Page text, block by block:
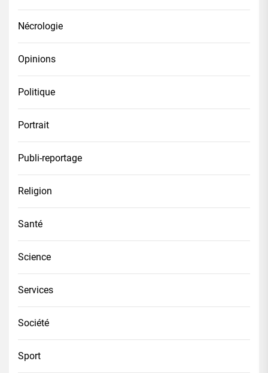
Nécrologie
Opinions
Politique
Portrait
Publi-reportage
Religion
Santé
Science
Services
Société
Sport